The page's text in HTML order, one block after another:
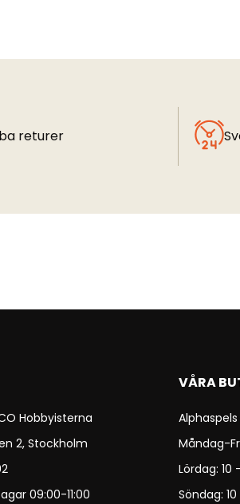
returer
Hobbyisterna
2, Stockholm
09:00-11:00
VÅRA
Måndag-
Lördag: 10
Söndag: 10